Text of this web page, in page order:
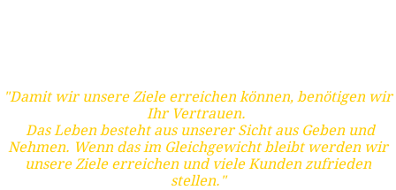
"Damit wir unsere Ziele erreichen können, benötigen wir
Ihr Vertrauen.
Das Leben besteht aus unserer Sicht aus Geben und
Nehmen. Wenn das im Gleichgewicht bleibt werden wir
unsere Ziele erreichen und viele Kunden zufrieden
stellen."